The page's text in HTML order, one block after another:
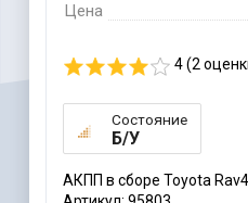
Цена
4 (2
Состояние
Б/У
АКПП в сборе Toyota